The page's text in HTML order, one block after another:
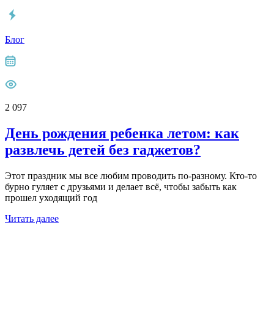
Блог
2 097
День рождения ребенка летом: как
развлечь детей без гаджетов?
Этот праздник мы все любим проводить по-разному. Кто-то
бурно гуляет с друзьями и делает всё, чтобы забыть как
прошел уходящий год
Читать далее